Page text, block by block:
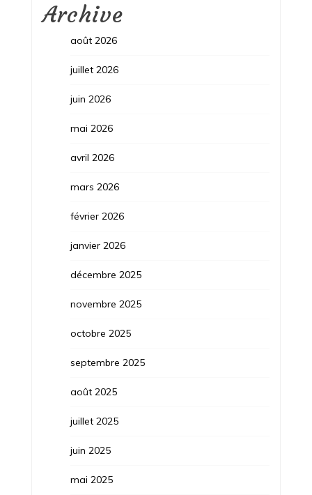
Archive
août 2026
juillet 2026
juin 2026
mai 2026
avril 2026
mars 2026
février 2026
janvier 2026
décembre 2025
novembre 2025
octobre 2025
septembre 2025
août 2025
juillet 2025
juin 2025
mai 2025